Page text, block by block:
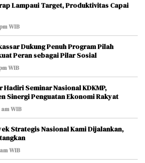
Lampaui Target, Produktivitas Capai
WIB
Dukung Penuh Program Pilah
Peran sebagai Pilar Sosial
WIB
Hadiri Seminar Nasional KDKMP,
Sinergi Penguatan Ekonomi Rakyat
WIB
Strategis Nasional Kami Dijalankan,
WIB